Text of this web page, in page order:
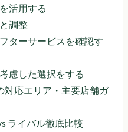
活用する
調整
ターサービスを確認す
慮した選択をする
対応エリア・主要店舗ガ
ライバル徹底比較